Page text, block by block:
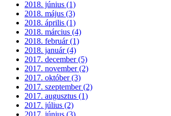
2018. június (1)
2018. május (3)
2018. április (1)
2018. március (4)
2018. február (1)
2018. január (4)
2017. december (5)
2017. november (2)
2017. október (3)
2017. szeptember (2)
2017. augusztus (1)
2017. július (2)
2017. június (3)